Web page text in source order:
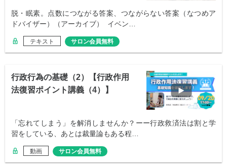
脱・眠素。点数につながる答案、つながらない答案（なつめア
ドバイザー）（アーカイブ） イベン…
テキスト サロン会員無料
行政行為の基礎（2）【行政作用
法復習ポイント講義（4）】
「忘れてしまう」を解消しませんか？ーー行政救済法は割と学
習をしている、あとは裁量論もある程…
動画 サロン会員無料